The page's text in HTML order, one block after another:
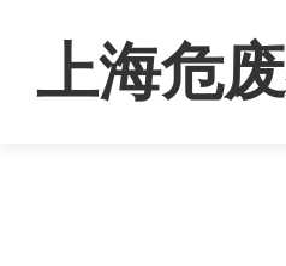
上海危